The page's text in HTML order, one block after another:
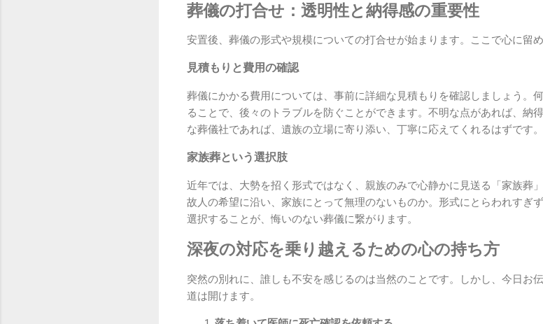
葬儀の打合せ：透明性と納得感の重要性
安置後、葬儀の形式や規模についての打合せが始まります。ここで心に留
見積もりと費用の確認
葬儀にかかる費用については、事前に詳細な見積もりを確認しましょう。
ることで、後々のトラブルを防ぐことができます。不明な点があれば、納
な葬儀社であれば、遺族の立場に寄り添い、丁寧に応えてくれるはずです。
家族葬という選択肢
近年では、大勢を招く形式ではなく、親族のみで心静かに見送る「家族葬
故人の希望に沿い、家族にとって無理のないものか。形式にとらわれすぎ
選択することが、悔いのない葬儀に繋がります。
深夜の対応を乗り越えるための心の持ち方
突然の別れに、誰しも不安を感じるのは当然のことです。しかし、今日お
道は開けます。